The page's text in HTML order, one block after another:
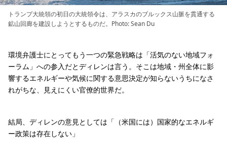
トランプ大統領の初日の大統領令は、アラスカのブルックス山脈を貫通する
鉱山回廊を建設しようとするものだ。Photo: Sean Du
環境弁護士にとってもう一つの緊急戦略は「活気のない地域フォ
ーラム」への参入だとディレンは言う。そこは地域・州全体に影
響するエネルギーや気候に関する意思決定が知らないうちになさ
れがちな、見えにくい官僚的世界だ。
結局、ディレンの意見としては「（米国には）国家的なエネルギ
ー政策は存在しない」